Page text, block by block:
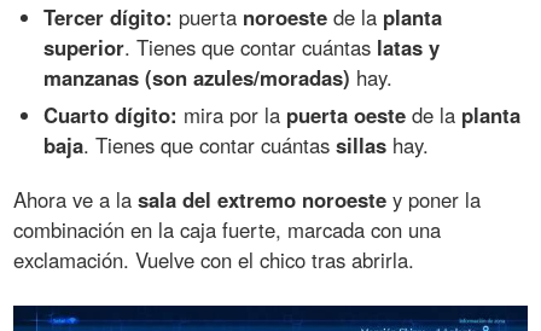
Tercer dígito: puerta noroeste de la planta
superior. Tienes que contar cuántas latas y
manzanas (son azules/moradas) hay.
Cuarto dígito: mira por la puerta oeste de la planta
baja. Tienes que contar cuántassillas hay.
Ahora ve a lasala del extremo noroeste y poner la
combinación en la caja fuerte, marcada con una
exclamación. Vuelve con el chico tras abrirla.